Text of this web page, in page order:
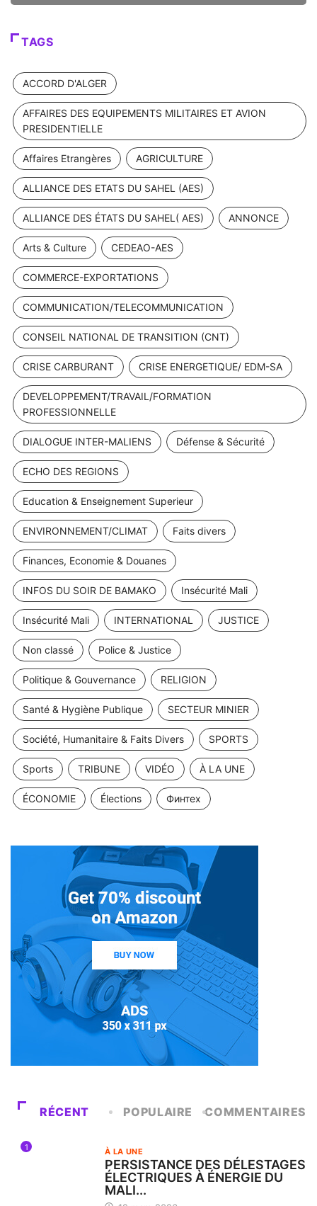
TAGS
ACCORD D'ALGER
AFFAIRES DES EQUIPEMENTS MILITAIRES ET AVION
PRESIDENTIELLE
Affaires Etrangères AGRICULTURE
ALLIANCE DES ETATS DU SAHEL (AES)
ALLIANCE DES ÉTATS DU SAHEL( AES) ANNONCE
Arts & Culture CEDEAO-AES
COMMERCE-EXPORTATIONS
COMMUNICATION/TELECOMMUNICATION
CONSEIL NATIONAL DE TRANSITION (CNT)
CRISE CARBURANT CRISE ENERGETIQUE/ EDM-SA
DEVELOPPEMENT/TRAVAIL/FORMATION
PROFESSIONNELLE
DIALOGUE INTER-MALIENS Défense & Sécurité
ECHO DES REGIONS
Education & Enseignement Superieur
ENVIRONNEMENT/CLIMAT Faits divers
Finances, Economie & Douanes
INFOS DU SOIR DE BAMAKO Insécurité Mali
Insécurité Mali INTERNATIONAL JUSTICE
Non classé Police & Justice
Politique & Gouvernance RELIGION
Santé & Hygiène Publique SECTEUR MINIER
Société, Humanitaire & Faits Divers SPORTS
Sports TRIBUNE VIDÉO À LA UNE
ÉCONOMIE Élections Финтех
RÉCENT POPULAIRE COMMENTAIRES
1 À LA UNE
PERSISTANCE DES DÉLESTAGES
ÉLECTRIQUES À ÉNERGIE DU
MALI...